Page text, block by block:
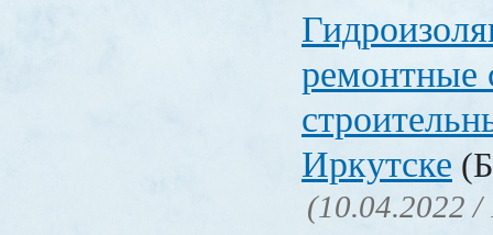
ремонтные
Иркутске
(10.04.2022 /